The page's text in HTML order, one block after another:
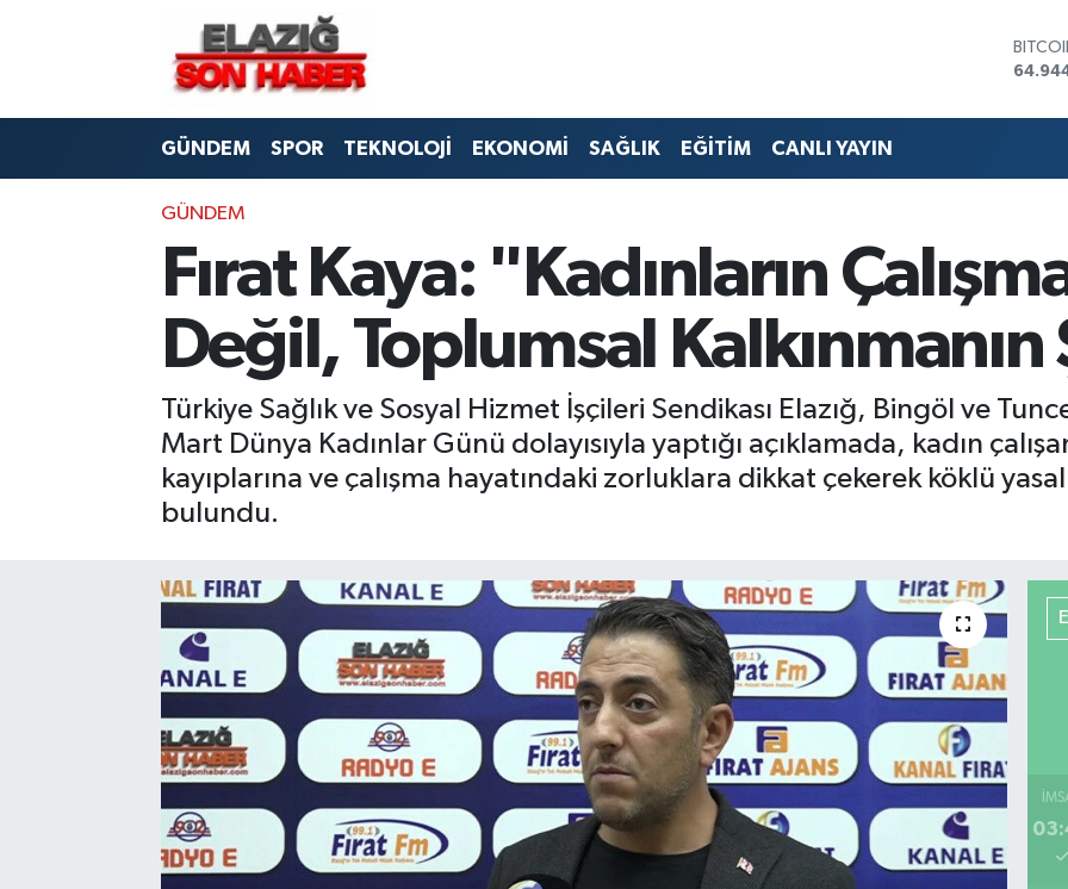
13.779
GÜNDEM SPOR TEKNOLOJİ EKONOMİ SAĞLIK EĞİTİM CANLI YAYIN
GÜNDEM
Fırat Kaya: "Kadınların
Değil, Toplumsal Kalkınmanın
Türkiye Sağlık ve Sosyal Hizmet İşçileri Sendikası Elazığ, Bingöl ve
Mart Dünya Kadınlar Günü dolayısıyla yaptığı açıklamada, kadın
kayıplarına ve çalışma hayatındaki zorluklara dikkat çekerek köklü
bulundu.
CANLI YAYIN
BİLİM VE TEKNOLOJİ
EKONOMİ
HABERDE İNSAN
KÜLTÜR-SANAT
MAGAZİN
ÖZEL HABER
Merkez Hava Durumu
Merkez Trafik Yoğunluk Haritası
Süper Lig Puan Durumu ve Fikstür
Tüm Manşetler
Son Dakika Haberleri
Haber Arşivi